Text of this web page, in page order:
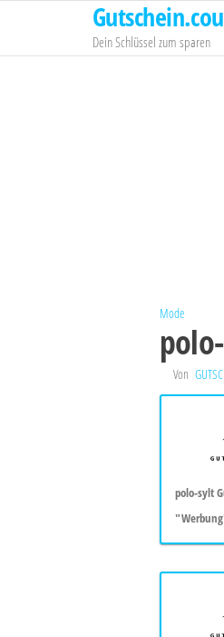
springen
Dein Schlüssel zum sparen
Mode
Von
polo-sylt